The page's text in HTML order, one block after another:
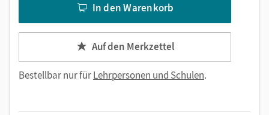
In den Warenkorb
Auf den Merkzettel
Bestellbar nur fürLehrpersonen und Schulen.